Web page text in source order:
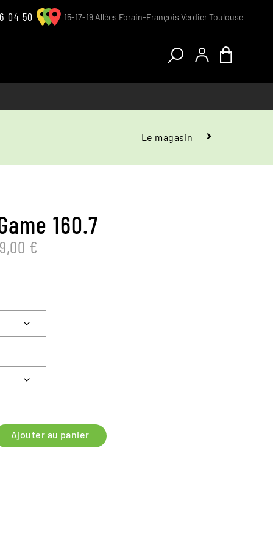
04 50 15-17-19 Allées Forain-François Verdier Toulouse
Vêtements et accessoires
Le magasin
Le magasin
160.7
€
À
6799,00 €
Ajouter au panier